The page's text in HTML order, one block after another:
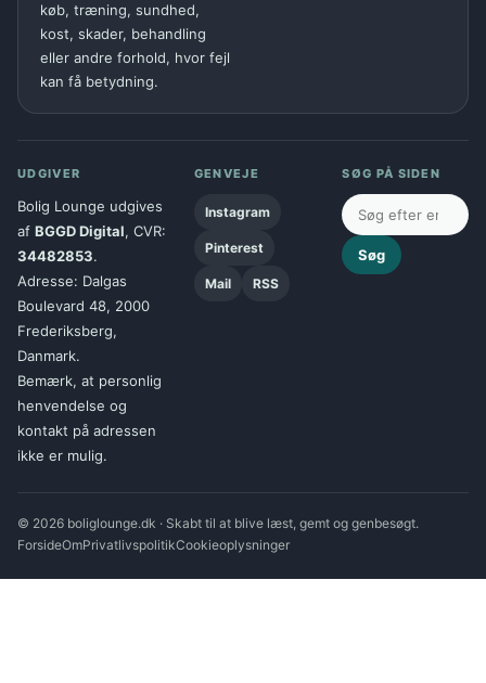
køb, træning, sundhed,
kost, skader, behandling
eller andre forhold, hvor fejl
kan få betydning.
UDGIVER
Bolig Lounge udgives
af BGGD Digital, CVR:
34482853.
Adresse: Dalgas
Boulevard 48, 2000
Frederiksberg,
Danmark.
Bemærk, at personlig
henvendelse og
kontakt på adressen
ikke er mulig.
GENVEJE
Instagram
Pinterest
Mail RSS
SØG PÅ SIDEN
Søg
© 2026 boliglounge.dk · Skabt til at blive læst, gemt og genbesøgt.
ForsideOmPrivatlivspolitikCookieoplysninger